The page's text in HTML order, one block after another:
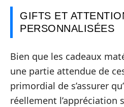
GIFTS ET
PERSONNALISÉES
Bien que les cadeaux
une partie attendue de
primordial de s’assurer
réellement l’appréciation